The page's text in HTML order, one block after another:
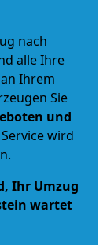
nach
alle Ihre
Ihrem
Sie
und
wird
Ihr Umzug
wartet